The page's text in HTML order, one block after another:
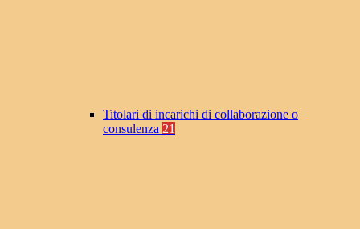
Titolari di incarichi di collaborazione o
consulenza 21